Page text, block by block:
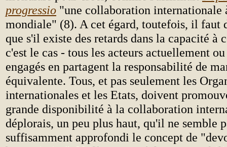
progressio "une collaboration internationale
mondiale" (8). A cet égard, toutefois, il faut
que s'il existe des retards dans la capacité à
c'est le cas - tous les acteurs actuellement
engagés en partagent la responsabilité de
équivalente. Tous, et pas seulement les
internationales et les Etats, doivent
grande disponibilité à la collaboration
déplorais, un peu plus haut, qu'il ne semble
suffisamment approfondi le concept de